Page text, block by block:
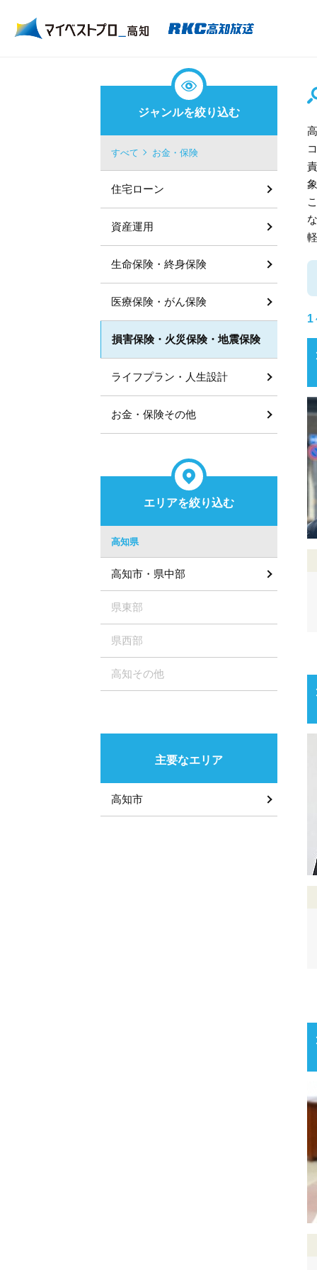
1
ジャンルを絞り込む
すべて お金・保険
住宅ローン
資産運用
生命保険・終身保険
医療保険・がん保険
損害保険・火災保険・地震保険
ライフプラン・人生設計
お金・保険その他
エリアを絞り込む
高知県
高知市・県中部
県東部
県西部
高知その他
主要なエリア
高知市